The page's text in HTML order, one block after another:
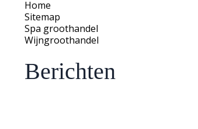
Home
Sitemap
Spa groothandel
Wijngroothandel
Berichten